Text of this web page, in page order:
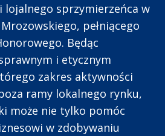
lojalnego sprzymierzeńca w
pełniącego
Będąc
i etycznym
zakres aktywności
ramy lokalnego rynku,
może nie tylko pomóc
w zdobywaniu